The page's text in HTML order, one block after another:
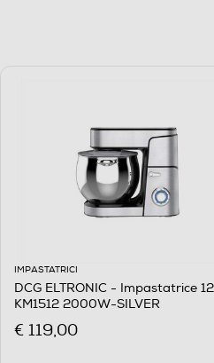
IMPASTATRICI
DCG ELTRONIC - Impastatrice
KM1512 2000W-SILVER
€ 119,00